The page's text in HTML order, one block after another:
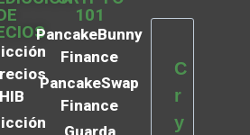
101
PancakeBunny
Finance
PancakeSwap
Finance
Guarda
C
r
y